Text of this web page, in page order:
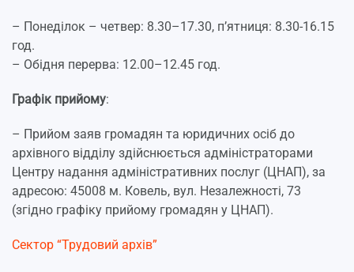
– Понеділок – четвер: 8.30–17.30, п’ятниця: 8.30-16.15
год.
– Обідня перерва: 12.00–12.45 год.
Графік прийому:
– Прийом заяв громадян та юридичних осіб до
архівного відділу здійснюється адміністраторами
Центру надання адміністративних послуг (ЦНАП), за
адресою: 45008 м. Ковель, вул. Незалежності, 73
(згідно графіку прийому громадян у ЦНАП).
Сектор “Трудовий архів”